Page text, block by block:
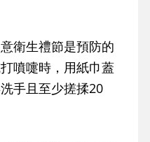
衛生禮節是預防的
噴嚏時，用紙巾蓋
手且至少搓揉20